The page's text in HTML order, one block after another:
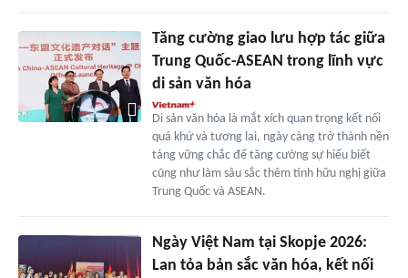
Tăng cường giao lưu hợp tác giữa
Trung Quốc-ASEAN trong lĩnh vực
di sản văn hóa
Di sản văn hóa là mắt xích quan trọng kết nối
quá khứ và tương lai, ngày càng trở thành nền
tảng vững chắc để tăng cường sự hiểu biết
cũng như làm sâu sắc thêm tình hữu nghị giữa
Trung Quốc và ASEAN.
Ngày Việt Nam tại Skopje 2026:
Lan tỏa bản sắc văn hóa, kết nối